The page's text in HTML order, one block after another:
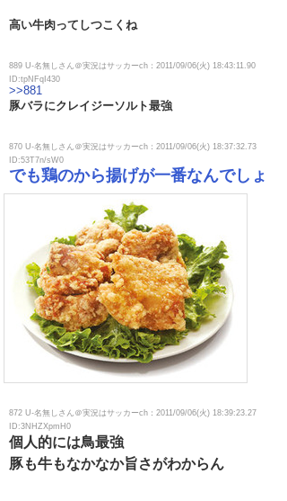
高い牛肉ってしつこくね
889 U-名無しさん＠実況はサッカーch：2011/09/06(火) 18:43:11.90
ID:tpNFqI430
>>881
豚バラにクレイジーソルト最強
870 U-名無しさん＠実況はサッカーch：2011/09/06(火) 18:37:32.73
ID:53T7n/sW0
でも鶏のから揚げが一番なんでしょ
872 U-名無しさん＠実況はサッカーch：2011/09/06(火) 18:39:23.27
ID:3NHZXpmH0
個人的には鳥最強
豚も牛もなかなか旨さがわからん